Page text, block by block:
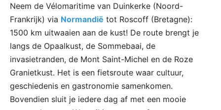
Neem de Vélomaritime van Duinkerke (Noord-
Frankrijk) via Normandië tot Roscoff (Bretagne):
1500 km uitwaaien aan de kust! De route brengt je
langs de Opaalkust, de Sommebaai, de
invasietranden, de Mont Saint-Michel en de Roze
Granietkust. Het is een fietsroute waar cultuur,
geschiedenis en gastronomie samenkomen.
Bovendien sluit je iedere dag af met een mooie